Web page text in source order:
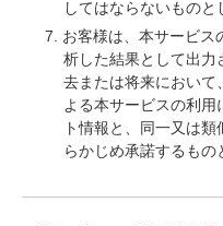
してはならないものと
お客様は、本サービス
析した結果として出力
去または将来において
よる本サービスの利用
ト情報と、同一又は
らかじめ承諾するもの